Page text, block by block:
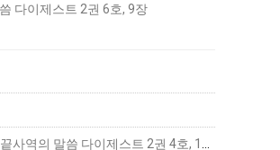
다이제스트 2권 6호, 9장